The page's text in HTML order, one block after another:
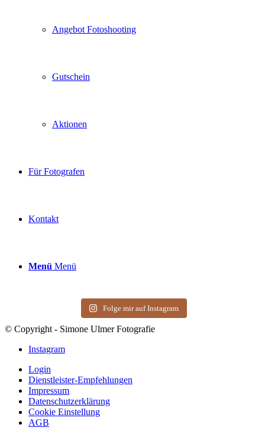
Angebot Fotoshooting
Gutschein
Aktionen
Für Fotografen
Kontakt
Menü Menü
Folge mir auf Instagram
© Copyright - Simone Ulmer Fotografie
Instagram
Login
Dienstleister-Empfehlungen
Impressum
Datenschutzerklärung
Cookie Einstellung
AGB